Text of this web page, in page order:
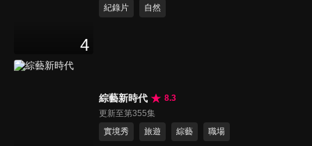
4
紀錄片 自然
綜藝新時代
8.3
更新至第355集
實境秀
旅遊 綜藝 職場